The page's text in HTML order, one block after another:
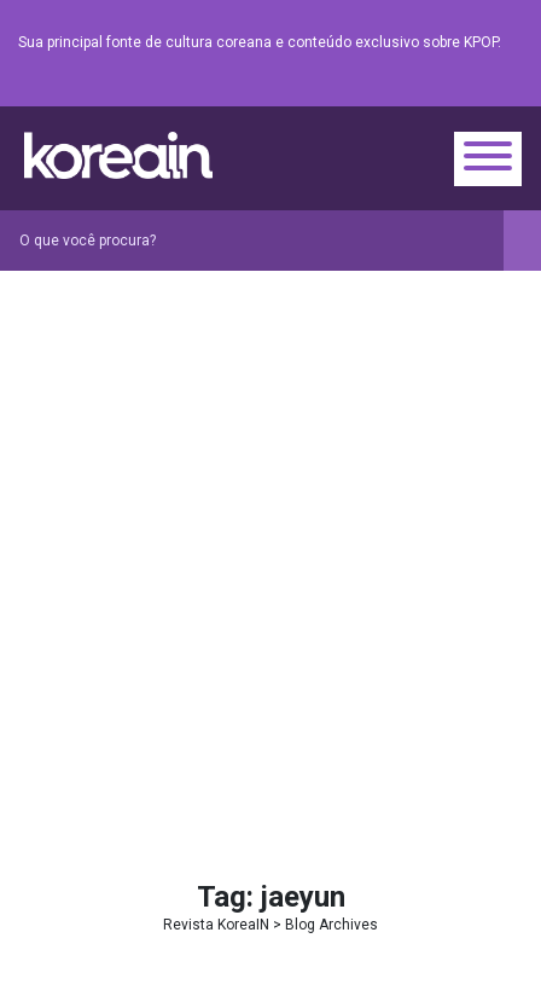
Sua principal fonte de cultura coreana e conteúdo exclusivo sobre KPOP.
Tag: jaeyun
Revista KoreaIN > Blog Archives